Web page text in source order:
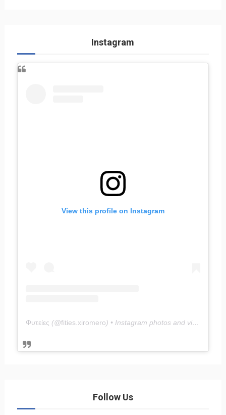
Instagram
View this profile on Instagram
Φυτείες (@fities.xiromero) • Instagram photos and videos
Follow Us